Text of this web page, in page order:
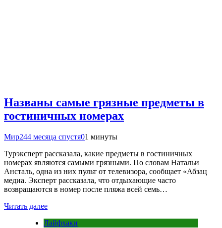
Названы самые грязные предметы в
гостиничных номерах
Мир244 месяца спустя01 минуты
Турэксперт рассказала, какие предметы в гостиничных
номерах являются самыми грязными. По словам Натальи
Ансталь, одна из них пульт от телевизора, сообщает «Абзац
медиа. Эксперт рассказала, что отдыхающие часто
возвращаются в номер после пляжа всей семь…
Читать далее
Лайфхаки